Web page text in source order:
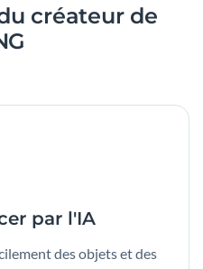
créateur de
par l'IA
des objets et des